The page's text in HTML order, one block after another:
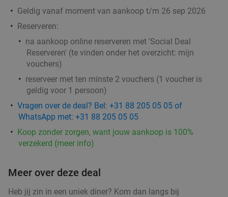
Rotterdam 2 min.
Verkocht: 1.284
€31
Portugees 3-gangen keuzediner bij Rodrigues
Restaurant
Vandaag Di Wo
Do
Rodrigues Restaurant
Rotterdam
Geldig vanaf moment van aankoop t/m 26 sep 2026
Reserveren:
na aankoop online reserveren met 'Social Deal
Reserveren' (te vinden onder het overzicht: mijn
vouchers)
reserveer met ten minste 2 vouchers (1 voucher is
geldig voor 1 persoon)
Vragen over de deal? Bel: +31 88 205 05 05 of
WhatsApp met: +31 88 205 05 05
Koop zonder zorgen, want jouw aankoop is 100%
verzekerd (meer info)
Meer over deze deal
Heb jij zin in een uniek diner? Kom dan langs bij